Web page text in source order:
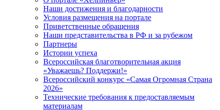
Наши достижения и благодарности
Условия размещения на портале
Приветственные обращения
Наши представительства в РФ и за рубежом
Партнеры
Истории успеха
Всероссийская благотворительная акция
«Уважаешь? Поддержи!»
Всероссийский конкурс «Самая Огромная Страна
2026»
Технические требования к предоставляемым
материалам